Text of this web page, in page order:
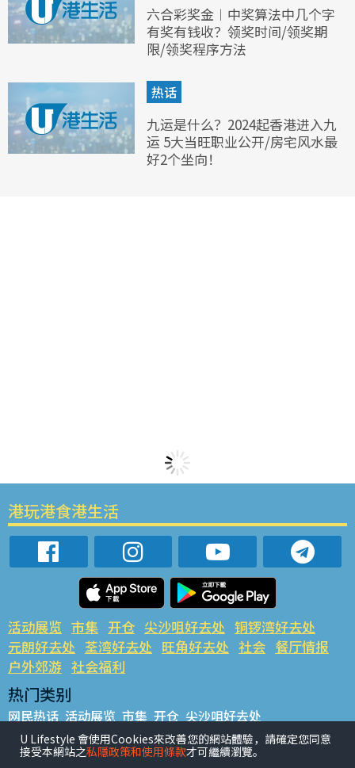
六合彩奖金︱中奖算法中几个字
有奖有钱收？领奖时间/领奖期
限/领奖程序方法
热话
九运是什么？2024起香港进入九
运 5大当旺职业公开/房宅风水最
好2个坐向！
港玩港食港生活
活动展览 市集 开仓 尖沙咀好去处 铜锣湾好去处
元朗好去处 荃湾好去处 旺角好去处 社会 餐厅情报
户外郊游 社会福利
热门类别
网民热话 活动展览 市集 开仓 尖沙咀好去处
铜锣湾好去处 元朗好去处 荃湾好去处 旺角好去处 社会
餐厅情报 户外郊游
U Lifestyle 會使用Cookies來改善您的網站體驗，請確定您同意
接受本網站之私隱政策和使用條款才可繼續瀏覽。